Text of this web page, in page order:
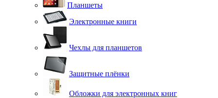
Планшеты
Электронные книги
Чехлы для планшетов
Защитные плёнки
Обложки для электронных книг